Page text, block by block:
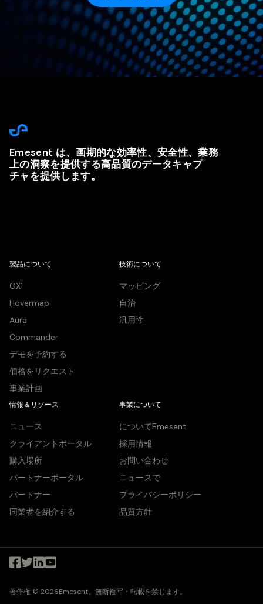
Emesent は、画期的な効率性、安全性、業務
上の洞察を提供する高品質のデータキャプ
チャを提供します。
製品について
GX1
Hovermap
Aura
Commander
デモを予約する
価格をリクエスト
事業計画
技術について
マッピング
自治
汎用性
情報＆リソース
ニュース
クライアントポータル
購入場所
パートナーポータル
パートナー
同業者を紹介する
事業について
についてEmesent
採用情報
お問い合わせ
ニュースで
プライバシーポリシー
品質方針
著作権 © 2026Emesent。無断複写・転載を禁じます。